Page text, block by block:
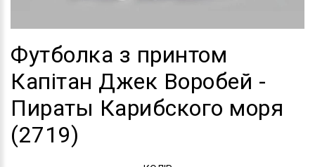
Футболка з принтом
Капітан Джек Воробей -
Пираты Карибского моря
(2719)